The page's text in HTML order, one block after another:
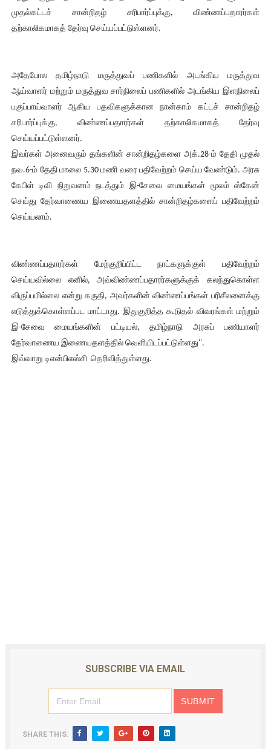
முதல்கட்டச் சான்றிதழ் சரிபார்ப்புக்கு, விண்ணப்பதாரர்கள்
தற்காலிகமாகத் தேர்வு செய்யப்பட்டுள்ளனர்.
அதேபோல தமிழ்நாடு மருத்துவப் பணிகளில் அடங்கிய மருத்துவ
ஆய்வாளர் மற்றும் மருத்துவ சார்நிலைப் பணிகளில் அடங்கிய இளநிலைப்
பகுப்பாய்வாளர் ஆகிய பதவிகளுக்கான நான்காம் கட்டச் சான்றிதழ்
சரிபார்ப்புக்கு, விண்ணப்பதாரர்கள் தற்காலிகமாகத் தேர்வு
செய்யப்பட்டுள்ளனர்.
இவர்கள் அனைவரும் தங்களின் சான்றிதழ்களை அக்.28-ம் தேதி முதல்
நவ.6-ம் தேதி மாலை 5.30 மணி வரை பதிவேற்றம் செய்ய வேண்டும். அரசு
கேபிள் டிவி நிறுவனம் நடத்தும் இ-சேவை மையங்கள் மூலம் ஸ்கேன்
செய்து தேர்வாணைய இணையதளத்தில் சான்றிதழ்களைப் பதிவேற்றம்
செய்யலாம்.
விண்ணப்பதாரர்கள் மேற்குறிப்பிட்ட நாட்களுக்குள் பதிவேற்றம்
செய்யவில்லை எனில், அவ்விண்ணப்பதாரர்களுக்குக் கலந்துகொள்ள
விருப்பமில்லை என்று கருதி, அவர்களின் விண்ணப்பங்கள் பரிசீலனைக்கு
எடுத்துக்கொள்ளப்பட மாட்டாது. இதுகுறித்த கூடுதல் விவரங்கள் மற்றும்
இ-சேவை மையங்களின் பட்டியல், தமிழ்நாடு அரசுப் பணியாளர்
தேர்வாணைய இணையதளத்தில் வெளியிடப்பட்டுள்ளது''.
இவ்வாறு டிஎன்பிஎஸ்சி தெரிவித்துள்ளது.
SUBSCRIBE VIA EMAIL
SHARE THIS: